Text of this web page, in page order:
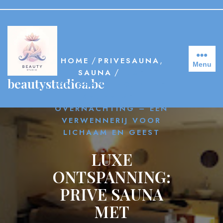
content
beautystudioa.be
Menu
HOME / PRIVESAUNA ,
SAUNA /
ONTSPANNING: PRIVE
OVERNACHTING – EEN
VERWENNERIJ VOOR
LICHAAM EN GEEST
LUXE
ONTSPANNING:
PRIVE SAUNA
MET